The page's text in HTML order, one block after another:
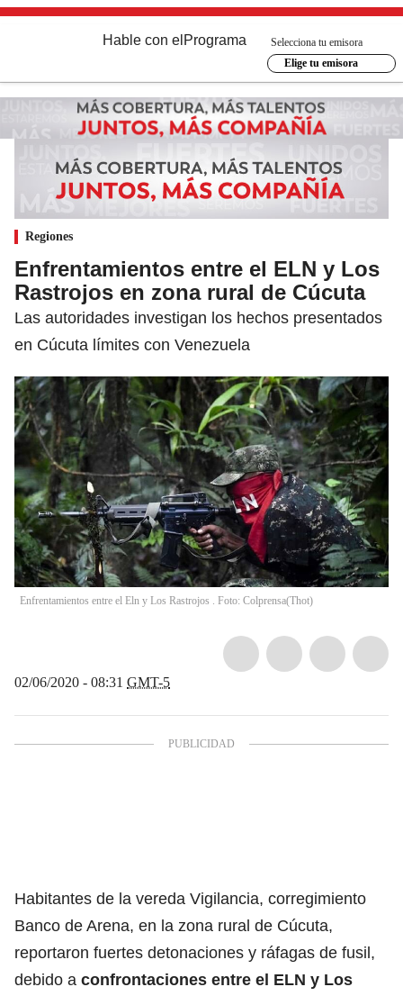
Hable con el Programa
Selecciona tu emisora
Elige tu emisora
Regiones
Enfrentamientos entre el ELN y Los
Rastrojos en zona rural de Cúcuta
Las autoridades investigan los hechos presentados
en Cúcuta límites con Venezuela
Enfrentamientos entre el Eln y Los Rastrojos . Foto: Colprensa(Thot)
02/06/2020 - 08:31 GMT-5
Habitantes de la vereda Vigilancia, corregimiento
Banco de Arena, en la zona rural de Cúcuta,
reportaron fuertes detonaciones y ráfagas de fusil,
debido a confrontaciones entre el ELN y Los